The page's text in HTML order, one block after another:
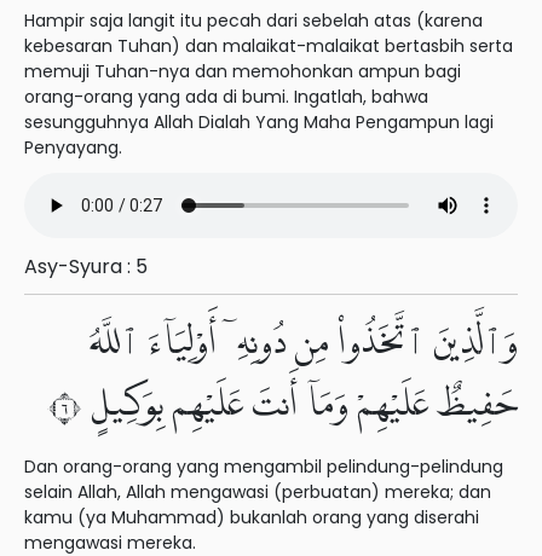
Hampir saja langit itu pecah dari sebelah atas (karena
kebesaran Tuhan) dan malaikat-malaikat bertasbih serta
memuji Tuhan-nya dan memohonkan ampun bagi
orang-orang yang ada di bumi. Ingatlah, bahwa
sesungguhnya Allah Dialah Yang Maha Pengampun lagi
Penyayang.
Asy-Syura : 5
وَٱلَّذِينَ ٱتَّخَذُوا۟ مِن دُونِهِۦٓ أَوْلِيَآءَ ٱللَّهُ
حَفِيظٌ عَلَيْهِمْ وَمَآ أَنتَ عَلَيْهِم بِوَكِيلٍ ٦
Dan orang-orang yang mengambil pelindung-pelindung
selain Allah, Allah mengawasi (perbuatan) mereka; dan
kamu (ya Muhammad) bukanlah orang yang diserahi
mengawasi mereka.